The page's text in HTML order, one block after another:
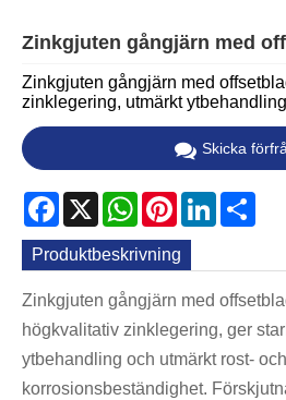
Zinkgjuten gångjärn med
Zinkgjuten gångjärn med
zinklegering, utmärkt
Skicka
Facebook
X WhatsApp
PinterestLinkedIn
Produktbeskrivning
Zinkgjuten gångjärn med
högkvalitativ zinklegering, ger
ytbehandling och utmärkt rost- och
korrosionsbeständighet.